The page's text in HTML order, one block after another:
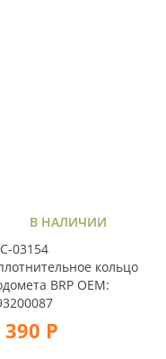
В НАЛИЧИИ
03154
кольцо
BRP OEM:
390 Р